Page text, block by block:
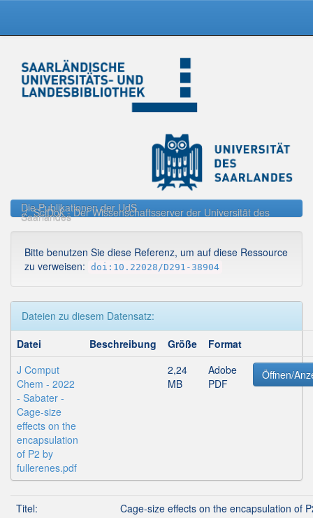
navigation
Die Publikationen der UdS
SciDok - Der Wissenschaftsserver der Universität des
Saarlandes
Bitte benutzen Sie diese Referenz, um auf diese Ressource
zu verweisen: doi:10.22028/D291-38904
Dateien zu diesem Datensatz:
Datei
Beschreibung Größe
Format
J Comput
Chem - 2022
- Sabater -
Cage‐size
effects on the
encapsulation
of P2 by
fullerenes.pdf
2,24
MB
Adobe
PDF
Öffnen/
Titel:
Cage-size effects on the encapsulation of